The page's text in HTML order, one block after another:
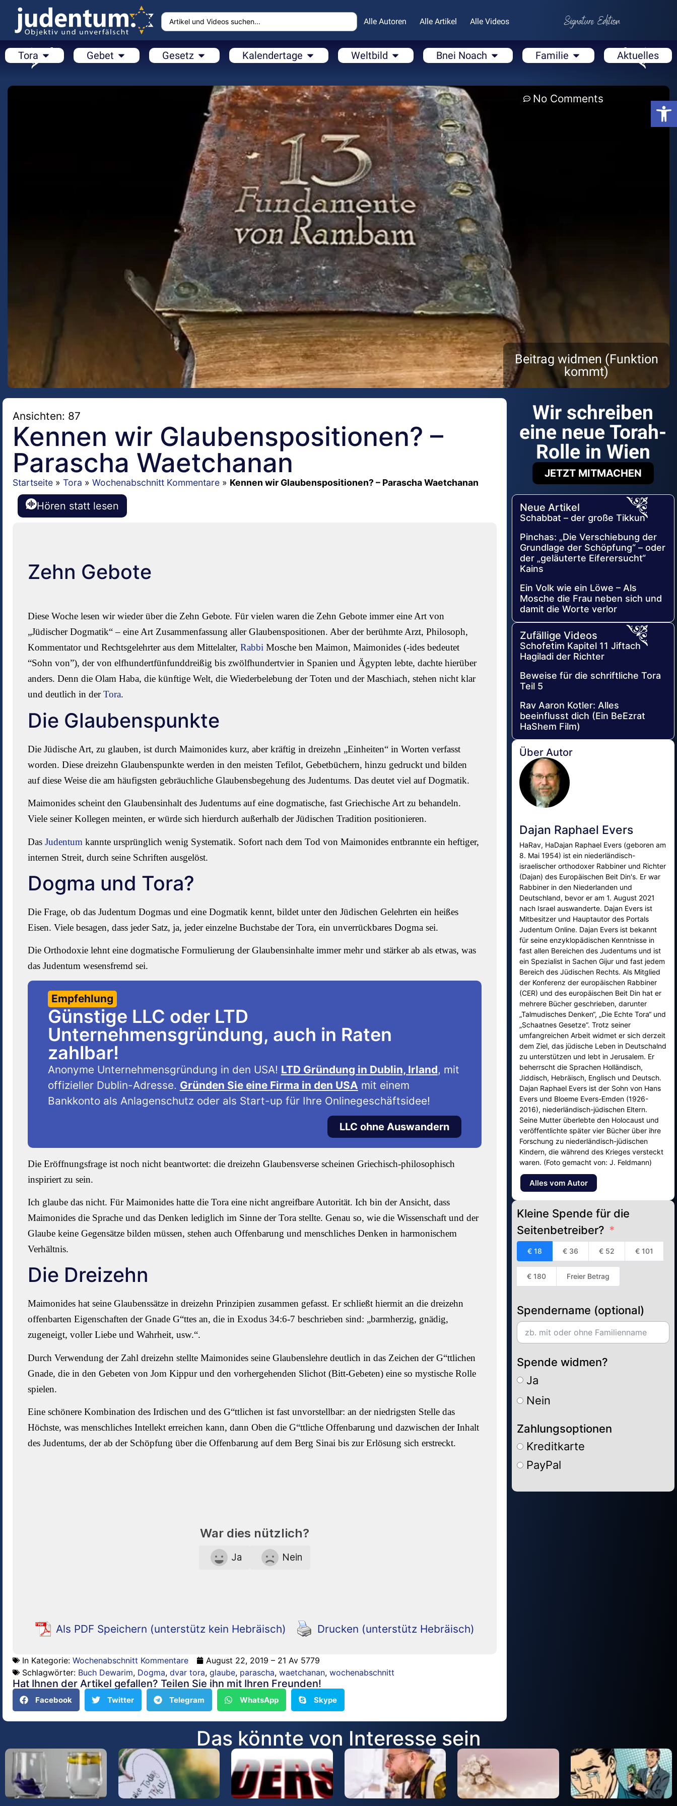
Alle Autoren Alle Artikel Alle Videos
Tora Gebet Gesetz Kalendertage Weltbild Bnei Noach Familie Aktuelles
No Comments
Beitrag widmen (Funktion
kommt)
Ansichten: 87
Kennen wir Glaubenspositionen? –
Parascha Waetchanan
Startseite » Tora » Wochenabschnitt Kommentare » Kennen wir Glaubenspositionen? – Parascha Waetchanan
Hören statt lesen
Zehn Gebote
Diese Woche lesen wir wieder über die Zehn Gebote. Für vielen waren die Zehn Gebote immer eine Art von
„Jüdischer Dogmatik“ – eine Art Zusammenfassung aller Glaubenspositionen. Aber der berühmte Arzt, Philosoph,
Kommentator und Rechtsgelehrter aus dem Mittelalter, Rabbi Mosche ben Maimon, Maimonides (-ides bedeutet
“Sohn von”), der von elfhundertfünfunddreißig bis zwölfhundertvier in Spanien und Ägypten lebte, dachte hierüber
anders. Denn die Olam Haba, die künftige Welt, die Wiederbelebung der Toten und der Maschiach, stehen nicht klar
und deutlich in derTora.
Die Glaubenspunkte
Die Jüdische Art, zu glauben, ist durch Maimonides kurz, aber kräftig in dreizehn „Einheiten“ in Worten verfasst
worden. Diese dreizehn Glaubenspunkte werden in den meisten Tefilot, Gebetbüchern, hinzu gedruckt und bilden
auf diese Weise die am häufigsten gebräuchliche Glaubensbegehung des Judentums. Das deutet viel auf Dogmatik.
Maimonides scheint den Glaubensinhalt des Judentums auf eine dogmatische, fast Griechische Art zu behandeln.
Viele seiner Kollegen meinten, er würde sich hierdurch außerhalb der Jüdischen Tradition positionieren.
Das Judentum kannte ursprünglich wenig Systematik. Sofort nach dem Tod von Maimonides entbrannte ein heftiger,
internen Streit, durch seine Schriften ausgelöst.
Dogma und Tora?
Die Frage, ob das Judentum Dogmas und eine Dogmatik kennt, bildet unter den Jüdischen Gelehrten ein heißes
Eisen. Viele besagen, dass jeder Satz, ja, jeder einzelne Buchstabe der Tora, ein unverrückbares Dogma sei.
Die Orthodoxie lehnt eine dogmatische Formulierung der Glaubensinhalte immer mehr und stärker ab als etwas, was
das Judentum wesensfremd sei.
Empfehlung
Günstige LLC oder LTD
Unternehmensgründung, auch in Raten
zahlbar!
Anonyme Unternehmensgründung in den USA! LTD Gründung in Dublin, Irland, mit
offizieller Dublin-Adresse. Gründen Sie eine Firma in den USA mit einem
Bankkonto als Anlagenschutz oder als Start-up für Ihre Onlinegeschäftsidee!
LLC ohne Auswandern
Die Eröffnungsfrage ist noch nicht beantwortet: die dreizehn Glaubensverse scheinen Griechisch-philosophisch
inspiriert zu sein.
Ich glaube das nicht. Für Maimonides hatte die Tora eine nicht angreifbare Autorität. Ich bin der Ansicht, dass
Maimonides die Sprache und das Denken lediglich im Sinne der Tora stellte. Genau so, wie die Wissenschaft und der
Glaube keine Gegensätze bilden müssen, stehen auch Offenbarung und menschliches Denken in harmonischem
Verhältnis.
Die Dreizehn
Maimonides hat seine Glaubenssätze in dreizehn Prinzipien zusammen gefasst. Er schließt hiermit an die dreizehn
offenbarten Eigenschaften der Gnade G“ttes an, die in Exodus 34:6-7 beschrieben sind: „barmherzig, gnädig,
zugeneigt, voller Liebe und Wahrheit, usw.“.
Durch Verwendung der Zahl dreizehn stellte Maimonides seine Glaubenslehre deutlich in das Zeichen der G“ttlichen
Gnade, die in den Gebeten von Jom Kippur und den vorhergehenden Slichot (Bitt-Gebeten) eine so mystische Rolle
spielen.
Eine schönere Kombination des Irdischen und des G“ttlichen ist fast unvorstellbar: an der niedrigsten Stelle das
Höchste, was menschliches Intellekt erreichen kann, dann Oben die G“ttliche Offenbarung und dazwischen der Inhalt
des Judentums, der ab der Schöpfung über die Offenbarung auf dem Berg Sinai bis zur Erlösung sich erstreckt.
War dies nützlich?
Ja Nein
Als PDF Speichern (unterstütz kein Hebräisch) Drucken (unterstütz Hebräisch)
In Kategorie: Wochenabschnitt Kommentare
August 22, 2019 – 21 Av 5779
Schlagwörter: Buch Dewarim, Dogma, dvar tora, glaube, parascha, waetchanan, wochenabschnitt
Hat Ihnen der Artikel gefallen? Teilen Sie ihn mit Ihren Freunden!
Facebook Twitter Telegram WhatsApp Skype
Wir schreiben
eine neue Torah-
Rolle in Wien
JETZT MITMACHEN
Neue Artikel
Schabbat – der große Tikkun
Pinchas: „Die Verschiebung der
Grundlage der Schöpfung“ – oder
der „geläuterte Eiferersucht“
Kains
Ein Volk wie ein Löwe – Als
Mosche die Frau neben sich und
damit die Worte verlor
Zufällige Videos
Schofetim Kapitel 11 Jiftach
Hagiladi der Richter
Beweise für die schriftliche Tora
Teil 5
Rav Aaron Kotler: Alles
beeinflusst dich (Ein BeEzrat
HaShem Film)
Über Autor
Dajan Raphael Evers
HaRav, HaDajan Raphael Evers (geboren am
8. Mai 1954) ist ein niederländisch-
israelischer orthodoxer Rabbiner und Richter
(Dajan) des Europäischen Beit Din's. Er war
Rabbiner in den Niederlanden und
Deutschland, bevor er am 1. August 2021
nach Israel auswanderte. Dajan Evers ist
Mitbesitzer und Hauptautor des Portals
Judentum Online. Dajan Evers ist bekannt
für seine enzyklopädischen Kenntnisse in
fast allen Bereichen des Judentums und ist
ein Spezialist in Sachen Gijur und fast jedem
Bereich des Jüdischen Rechts. Als Mitglied
der Konferenz der europäischen Rabbiner
(CER) und des europäischen Beit Din hat er
mehrere Bücher geschrieben, darunter
„Talmudisches Denken“, „Die Echte Tora“ und
„Schaatnes Gesetze“. Trotz seiner
umfangreichen Arbeit widmet er sich derzeit
dem Ziel, das jüdische Leben in Deutschalnd
zu unterstützen und lebt in Jerusalem. Er
beherrscht die Sprachen Holländisch,
Jiddisch, Hebräisch, Englisch und Deutsch.
Dajan Raphael Evers ist der Sohn von Hans
Evers und Bloeme Evers-Emden (1926-
2016), niederländisch-jüdischen Eltern.
Seine Mutter überlebte den Holocaust und
veröffentlichte später vier Bücher über ihre
Forschung zu niederländisch-jüdischen
Kindern, die während des Krieges versteckt
waren. (Foto gemacht von: J. Feldmann)
Alles vom Autor
Kleine Spende für die
Seitenbetreiber?
€ 18 € 36 € 52 € 101
€ 180 Freier Betrag
Spendername (optional)
Spende widmen?
Ja
Nein
Zahlungsoptionen
Kreditkarte
PayPal
Alternative:
Das könnte von Interesse sein